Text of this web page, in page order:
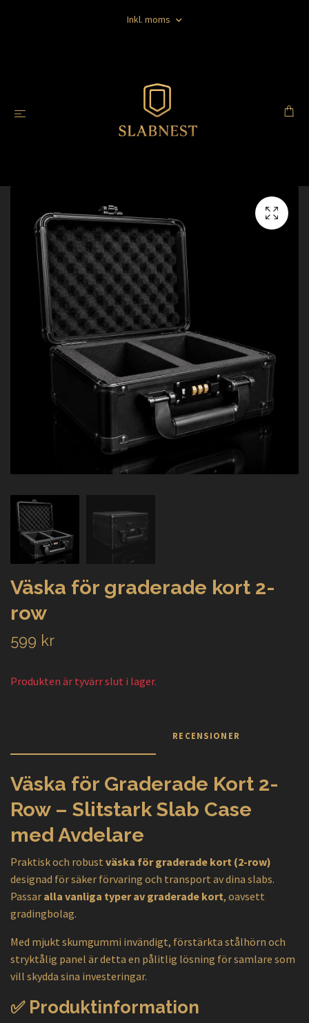
Inkl. moms
Väska för graderade kort 2-
row
599 kr
Produkten är tyvärr slut i lager.
RECENSIONER
Väska för Graderade Kort 2-
Row – Slitstark Slab Case
med Avdelare
Praktisk och robust väska för graderade kort (2-row)
designad för säker förvaring och transport av dina slabs.
Passar alla vanliga typer av graderade kort, oavsett
gradingbolag.
Med mjukt skumgummi invändigt, förstärkta stålhörn och
stryktålig panel är detta en pålitlig lösning för samlare som
vill skydda sina investeringar.
✅ Produktinformation